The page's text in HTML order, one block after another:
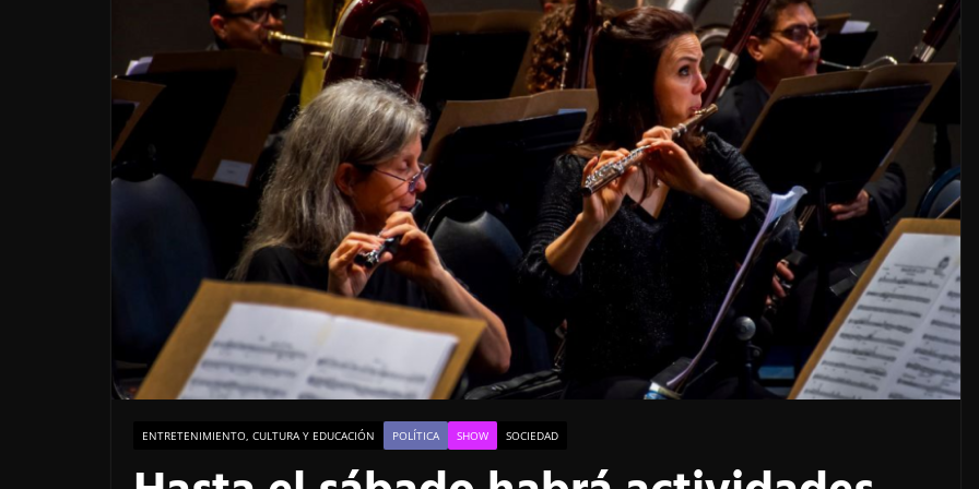
ENTRETENIMIENTO, CULTURA Y EDUCACIÓN POLÍTICA SHOW SOCIEDAD